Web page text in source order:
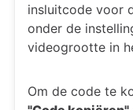
insluitcode voor
onder de
videogrootte in
Om de code te